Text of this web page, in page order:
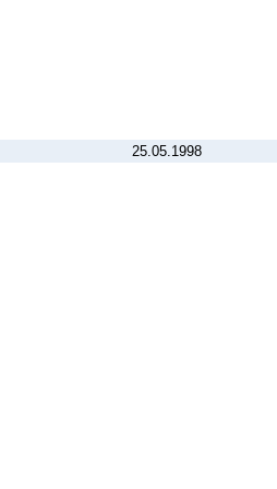
25.05.1998